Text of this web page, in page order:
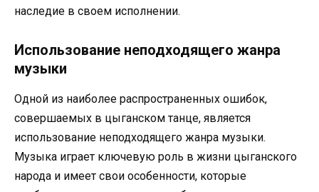
наследие в своем исполнении.
Использование неподходящего жанра
музыки
Одной из наиболее распространенных ошибок,
совершаемых в цыганском танце, является
использование неподходящего жанра музыки.
Музыка играет ключевую роль в жизни цыганского
народа и имеет свои особенности, которые